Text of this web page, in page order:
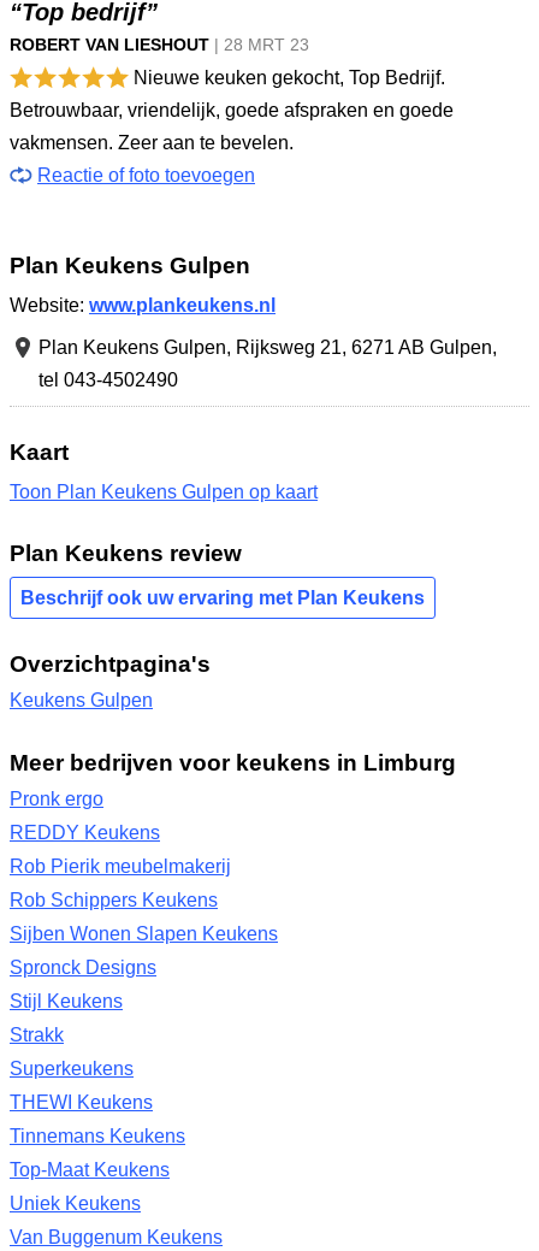
“Top bedrijf”
ROBERT VAN LIESHOUT | 28 MRT 23
Nieuwe keuken gekocht, Top Bedrijf.
Betrouwbaar, vriendelijk, goede afspraken en goede
vakmensen. Zeer aan te bevelen.
Reactie of foto toevoegen
Plan Keukens Gulpen
Website: www.plankeukens.nl
Plan Keukens Gulpen, Rijksweg 21, 6271 AB Gulpen,
tel 043-4502490
Kaart
Toon Plan Keukens Gulpen op kaart
Plan Keukens review
Beschrijf ook uw ervaring met Plan Keukens
Overzichtpagina's
Keukens Gulpen
Meer bedrijven voor keukens in Limburg
Pronk ergo
REDDY Keukens
Rob Pierik meubelmakerij
Rob Schippers Keukens
Sijben Wonen Slapen Keukens
Spronck Designs
Stijl Keukens
Strakk
Superkeukens
THEWI Keukens
Tinnemans Keukens
Top-Maat Keukens
Uniek Keukens
Van Buggenum Keukens